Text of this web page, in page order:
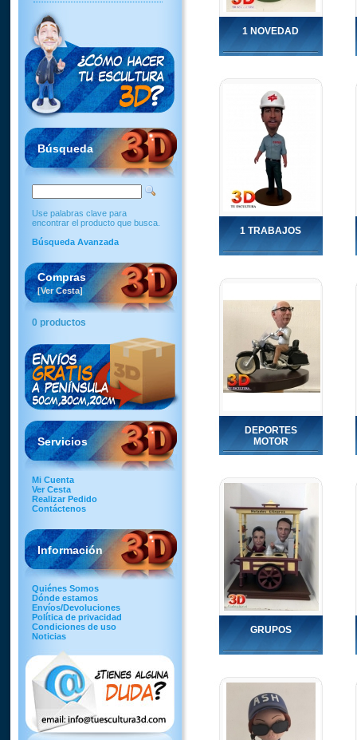
Búsqueda
Use palabras clave para
encontrar el producto que busca.
Búsqueda Avanzada
Compras
[Ver Cesta]
0 productos
Servicios
Mi Cuenta
Ver Cesta
Realizar Pedido
Contáctenos
Información
Quiénes Somos
Dónde estamos
Envíos/Devoluciones
Política de privacidad
Condiciones de uso
Noticias
1 NOVEDAD
1 TRABAJOS
DEPORTES
MOTOR
GRUPOS